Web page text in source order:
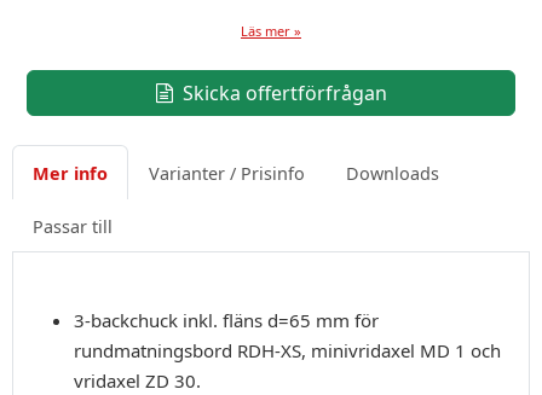
Läs mer »
Skicka offertförfrågan
Mer info Varianter / Prisinfo Downloads
Passar till
3-backchuck inkl. fläns d=65 mm för
rundmatningsbord RDH-XS, minivridaxel MD 1 och
vridaxel ZD 30.